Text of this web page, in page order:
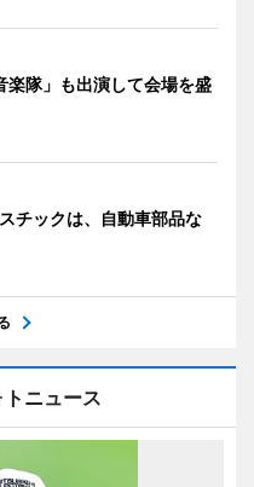
楽隊」も出演して会場を盛
チックは、自動車部品な
ニュース